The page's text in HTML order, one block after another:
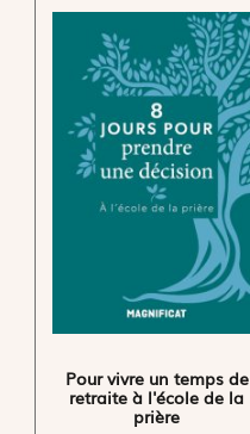
Pour vivre un temps de
retraite à l'école de la
prière